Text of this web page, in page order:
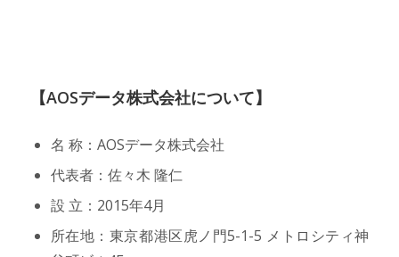
【AOSデータ株式会社について】
名 称：AOSデータ株式会社
代表者：佐々木 隆仁
設 立：2015年4月
所在地：東京都港区虎ノ門5-1-5 メトロシティ神